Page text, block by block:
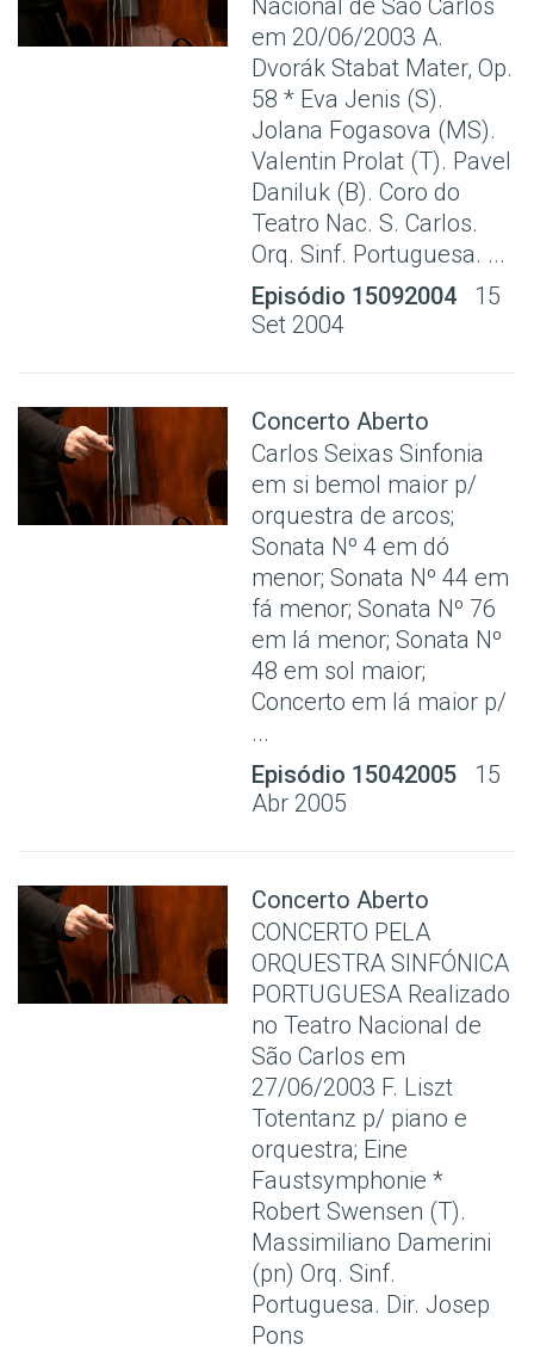
em 20/06/2003 A.
Dvorák Stabat Mater, Op.
58 * Eva Jenis (S).
Jolana Fogasova (MS).
Valentin Prolat (T). Pavel
Daniluk (B). Coro do
Teatro Nac. S. Carlos.
Orq. Sinf. Portuguesa. ...
Episódio 15092004
15
Set 2004
Concerto Aberto
Carlos Seixas Sinfonia
em si bemol maior p/
orquestra de arcos;
Sonata Nº 4 em dó
menor; Sonata Nº 44 em
fá menor; Sonata Nº 76
em lá menor; Sonata Nº
48 em sol maior;
Concerto em lá maior p/
...
Episódio 15042005
15
Abr 2005
Concerto Aberto
CONCERTO PELA
ORQUESTRA SINFÓNICA
PORTUGUESA Realizado
no Teatro Nacional de
São Carlos em
27/06/2003 F. Liszt
Totentanz p/ piano e
orquestra; Eine
Faustsymphonie *
Robert Swensen (T).
Massimiliano Damerini
(pn) Orq. Sinf.
Portuguesa. Dir. Josep
Pons